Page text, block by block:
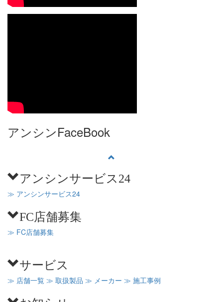
アンシンFaceBook
アンシンサービス24
≫ アンシンサービス24
FC店舗募集
≫ FC店舗募集
サービス
≫ 店舗一覧 ≫ 取扱製品 ≫ メーカー ≫ 施工事例